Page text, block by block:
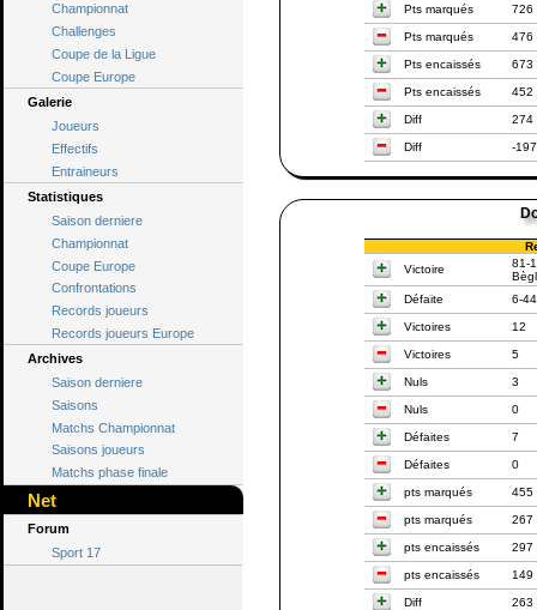
Championnat
Challenges
Coupe de la Ligue
Coupe Europe
Galerie
Joueurs
Effectifs
Entraineurs
Statistiques
Saison derniere
Championnat
Coupe Europe
Confrontations
Records joueurs
Records joueurs Europe
Archives
Saison derniere
Saisons
Matchs Championnat
Saisons joueurs
Matchs phase finale
Net
Forum
Sport 17
Pts marqués 726
Pts marqués 476
Pts encaissés 673
Pts encaissés 452
Diff 274
Diff -197
Victoire
81-
Défaite
6-
Victoires 12
Victoires 5
Nuls 3
Nuls 0
Défaites 7
Défaites 0
pts marqués 455
pts marqués 267
pts encaissés 297
pts encaissés 149
Diff 263